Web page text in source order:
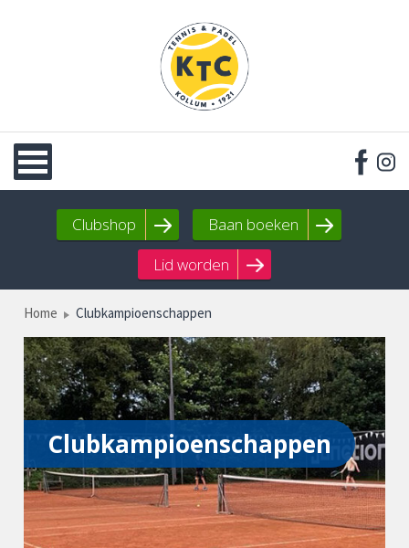
Clubshop
Baan boeken
Lid worden
Home Clubkampioenschappen
Clubkampioenschappen